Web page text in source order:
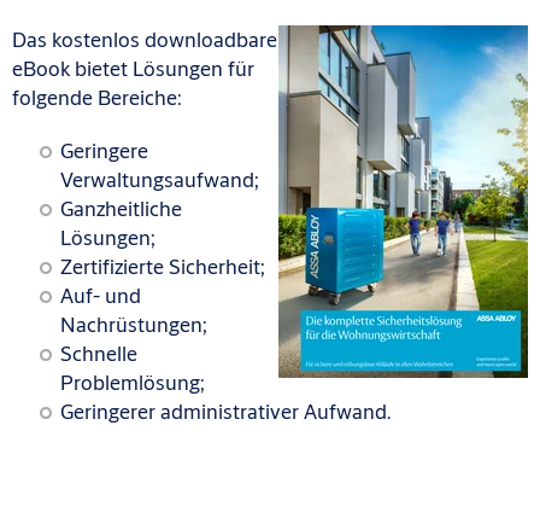
Das kostenlos downloadbare
eBook bietet Lösungen für
folgende Bereiche:
Geringere
Verwaltungsaufwand;
Ganzheitliche
Lösungen;
Zertifizierte Sicherheit;
Auf- und
Nachrüstungen;
Schnelle
Problemlösung;
Geringerer administrativer Aufwand.